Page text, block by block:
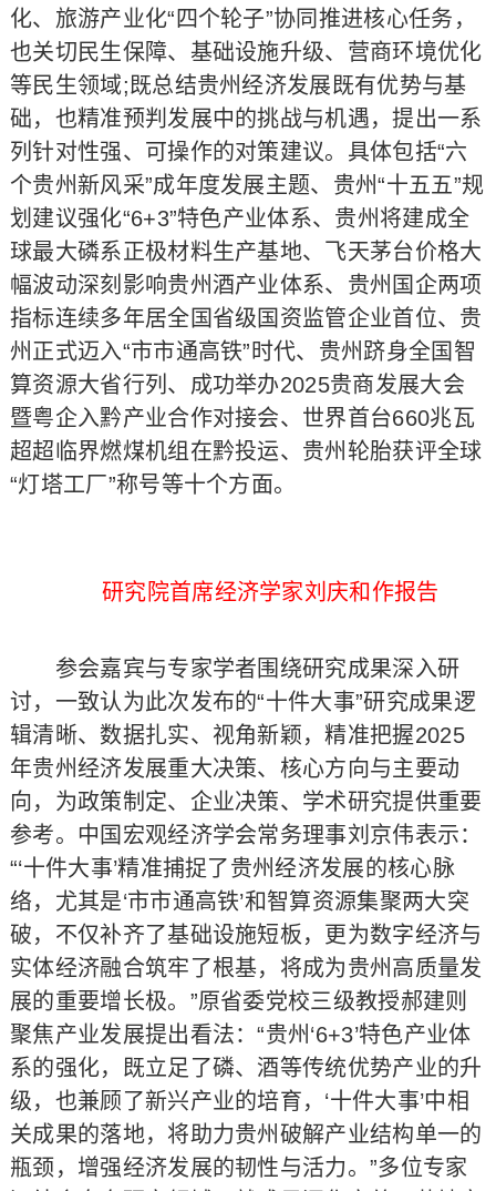
化、旅游产业化“四个轮子”协同推进核心任务，
也关切民生保障、基础设施升级、营商环境优化
等民生领域;既总结贵州经济发展既有优势与基
础，也精准预判发展中的挑战与机遇，提出一系
列针对性强、可操作的对策建议。具体包括“六
个贵州新风采”成年度发展主题、贵州“十五五”规
划建议强化“6+3”特色产业体系、贵州将建成全
球最大磷系正极材料生产基地、飞天茅台价格大
幅波动深刻影响贵州酒产业体系、贵州国企两项
指标连续多年居全国省级国资监管企业首位、贵
州正式迈入“市市通高铁”时代、贵州跻身全国智
算资源大省行列、成功举办2025贵商发展大会
暨粤企入黔产业合作对接会、世界首台660兆瓦
超超临界燃煤机组在黔投运、贵州轮胎获评全球
“灯塔工厂”称号等十个方面。
研究院首席经济学家刘庆和作报告
参会嘉宾与专家学者围绕研究成果深入研
讨，一致认为此次发布的“十件大事”研究成果逻
辑清晰、数据扎实、视角新颖，精准把握2025
年贵州经济发展重大决策、核心方向与主要动
向，为政策制定、企业决策、学术研究提供重要
参考。中国宏观经济学会常务理事刘京伟表示：
“‘十件大事’精准捕捉了贵州经济发展的核心脉
络，尤其是‘市市通高铁’和智算资源集聚两大突
破，不仅补齐了基础设施短板，更为数字经济与
实体经济融合筑牢了根基，将成为贵州高质量发
展的重要增长极。”原省委党校三级教授郝建则
聚焦产业发展提出看法：“贵州‘6+3’特色产业体
系的强化，既立足了磷、酒等传统优势产业的升
级，也兼顾了新兴产业的培育，‘十件大事’中相
关成果的落地，将助力贵州破解产业结构单一的
瓶颈，增强经济发展的韧性与活力。”多位专家